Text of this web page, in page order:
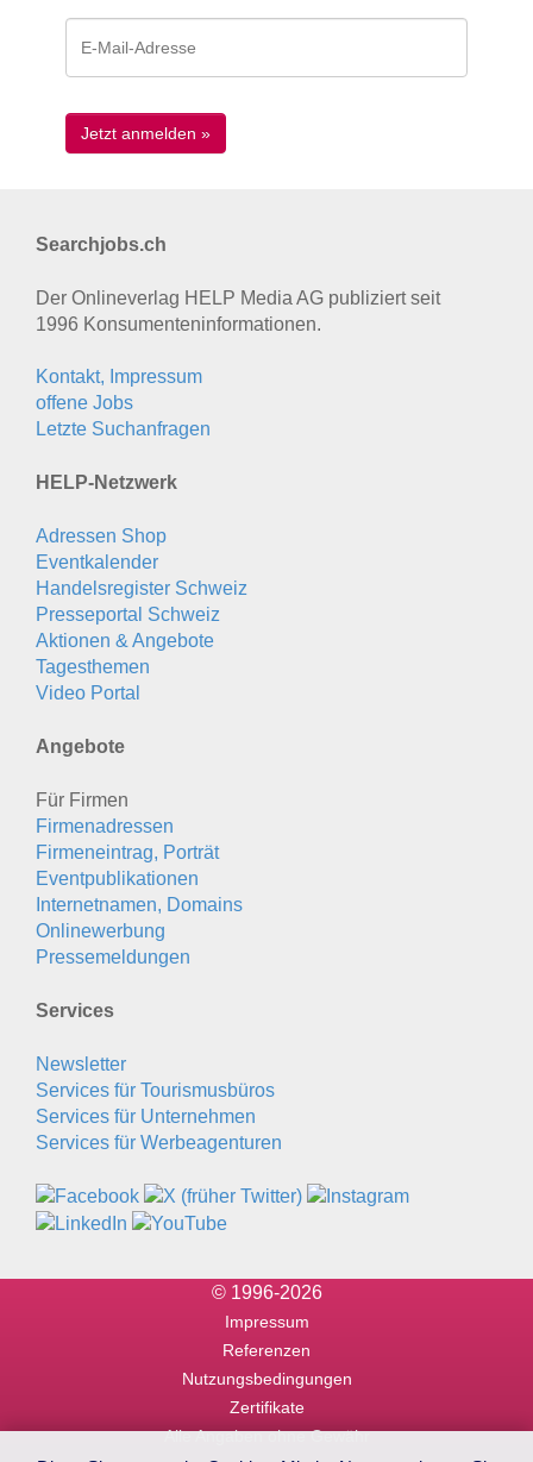
Searchjobs.ch
Der Onlineverlag HELP Media AG publiziert seit
1996 Konsumenten­informationen.
Kontakt, Impressum
offene Jobs
Letzte Suchanfragen
HELP-Netzwerk
Adressen Shop
Eventkalender
Handelsregister Schweiz
Presseportal Schweiz
Aktionen & Angebote
Tagesthemen
Video Portal
Angebote
Für Firmen
Firmenadressen
Firmeneintrag, Porträt
Eventpublikationen
Internetnamen, Domains
Onlinewerbung
Pressemeldungen
Services
Newsletter
Services für Tourismusbüros
Services für Unternehmen
Services für Werbeagenturen
© 1996-2026
Impressum
Referenzen
Nutzungsbedingungen
Zertifikate
Alle Angaben ohne Gewähr